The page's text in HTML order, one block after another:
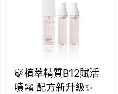
🍃植萃精質B12賦活
噴霧 配方新升級✨